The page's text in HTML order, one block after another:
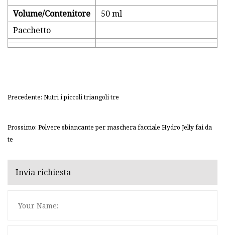
Volume/Contenitore
50 ml
Pacchetto
Precedente: Nutri i piccoli triangoli tre
Prossimo: Polvere sbiancante per maschera facciale Hydro Jelly fai da
te
Invia richiesta